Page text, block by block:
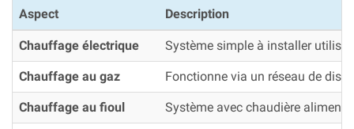
Aspect Description
Chauffage électrique Système simple à installer
Chauffage au gaz Fonctionne via un réseau de
Chauffage au fioul Système avec chaudière